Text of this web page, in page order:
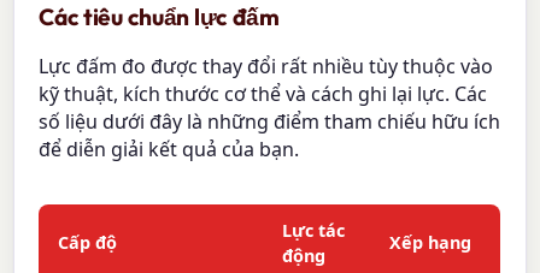
Các tiêu chuẩn lực đấm
Lực đấm đo được thay đổi rất nhiều tùy thuộc vào
kỹ thuật, kích thước cơ thể và cách ghi lại lực. Các
số liệu dưới đây là những điểm tham chiếu hữu ích
để diễn giải kết quả của bạn.
Cấp độ
Lực tác
động
Xếp hạng